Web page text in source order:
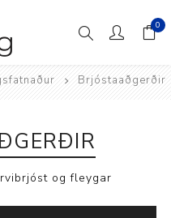
0
Brjóstaaðgerðir
og fleygar